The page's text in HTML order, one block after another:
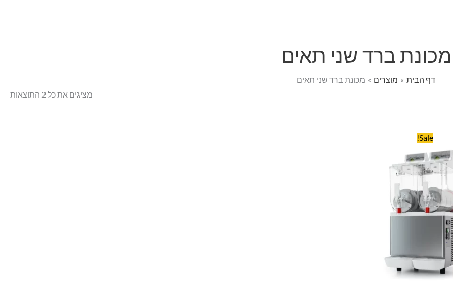
מכונת ברד שני תאים
דף הבית מוצרים
מכונת ברד שני תאים
מציגים את כל ⁦2⁩ התוצאות
Sale!המחיר
הנוכחי
הוא:
₪7,199.00.